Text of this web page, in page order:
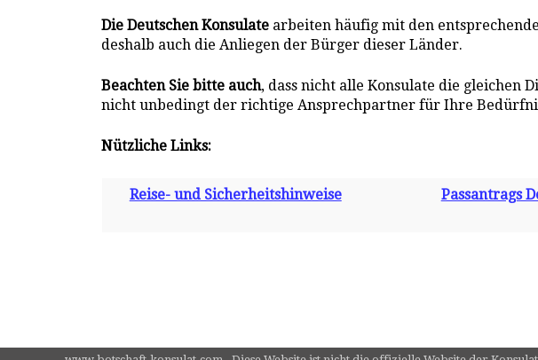
Die Deutschen Konsulate arbeiten häufig mit den
deshalb auch die Anliegen der Bürger dieser Länder.
Beachten Sie bitte auch, dass nicht alle Konsulate die gleichen
nicht unbedingt der richtige Ansprechpartner für Ihre
Nützliche Links:
Reise- und Sicherheitshinweise Passantrags